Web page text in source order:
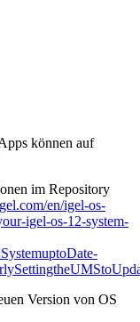
können auf
im Repository
en/igel-os-
igel-os-12-system-
Version von OS